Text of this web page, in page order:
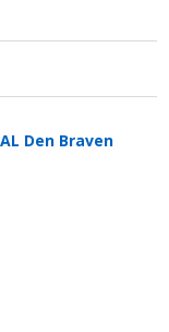
Den Braven